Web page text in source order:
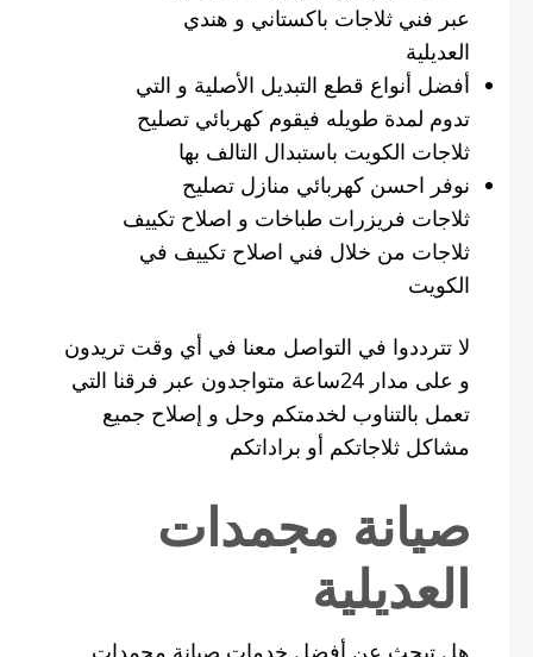
عبر فني ثلاجات باكستاني و هندي
العديلية
أفضل أنواع قطع التبديل الأصلية و التي
تدوم لمدة طويله فيقوم كهربائي تصليح
ثلاجات الكويت باستبدال التالف بها
نوفر احسن كهربائي منازل تصليح
ثلاجات فريزرات طباخات و اصلاح تكييف
ثلاجات من خلال فني اصلاح تكييف في
الكويت
لا تترددوا في التواصل معنا في أي وقت تريدون
و على مدار 24ساعة متواجدون عبر فرقنا التي
تعمل بالتناوب لخدمتكم وحل و إصلاح جميع
مشاكل ثلاجاتكم أو براداتكم
صيانة مجمدات
العديلية
هل تبحث عن أفضل خدمات صيانة مجمدات